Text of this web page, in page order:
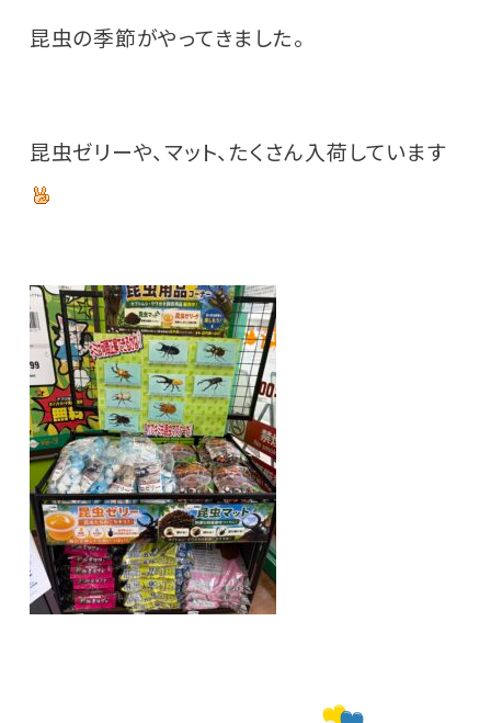
昆虫の季節がやってきました。
昆虫ゼリーや、マット、たくさん入荷しています